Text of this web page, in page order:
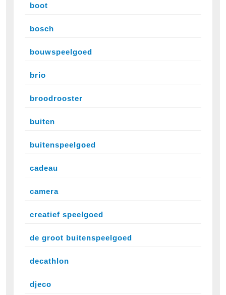
boot
bosch
bouwspeelgoed
brio
broodrooster
buiten
buitenspeelgoed
cadeau
camera
creatief speelgoed
de groot buitenspeelgoed
decathlon
djeco